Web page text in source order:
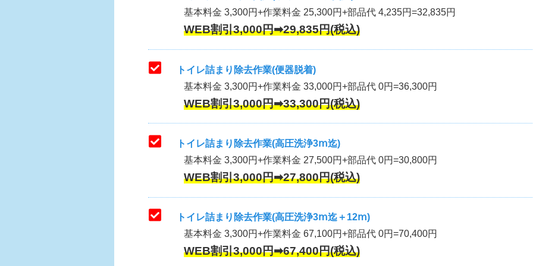
基本料金 3,300円+作業料金 25,300円+部品代 4,235円=32,835円
WEB割引3,000円➡29,835円(税込)
トイレ詰まり除去作業(便器脱着)
基本料金 3,300円+作業料金 33,000円+部品代 0円=36,300円
WEB割引3,000円➡33,300円(税込)
トイレ詰まり除去作業(高圧洗浄3ⅿ迄)
基本料金 3,300円+作業料金 27,500円+部品代 0円=30,800円
WEB割引3,000円➡27,800円(税込)
トイレ詰まり除去作業(高圧洗浄3ⅿ迄＋12ⅿ)
基本料金 3,300円+作業料金 67,100円+部品代 0円=70,400円
WEB割引3,000円➡67,400円(税込)